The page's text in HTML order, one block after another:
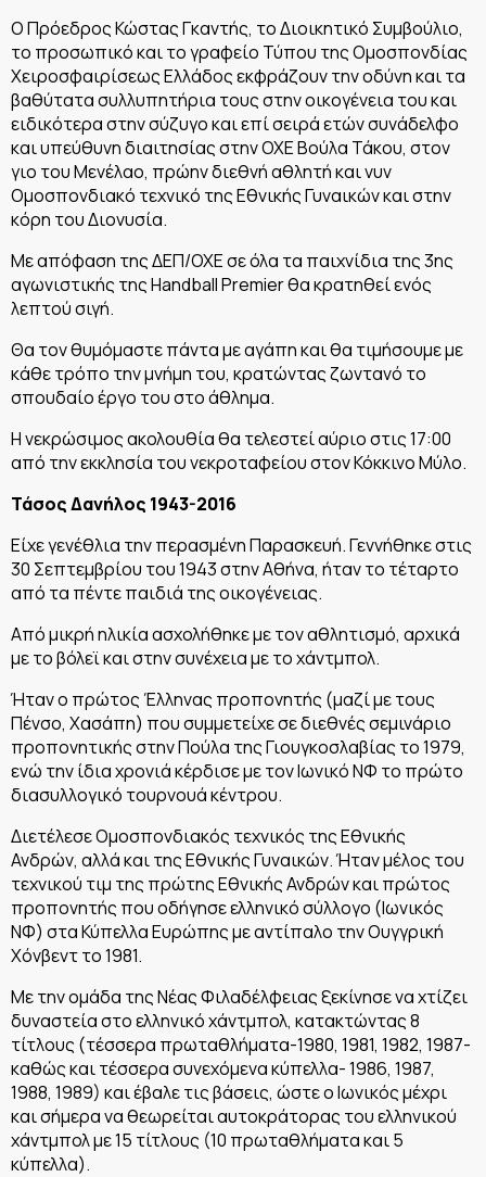
Ο Πρόεδρος Κώστας Γκαντής, το Διοικητικό Συμβούλιο,
το προσωπικό και το γραφείο Τύπου της Ομοσπονδίας
Χειροσφαιρίσεως Ελλάδος εκφράζουν την οδύνη και τα
βαθύτατα συλλυπητήρια τους στην οικογένεια του και
ειδικότερα στην σύζυγο και επί σειρά ετών συνάδελφο
και υπεύθυνη διαιτησίας στην ΟΧΕ Βούλα Τάκου, στον
γιο του Μενέλαο, πρώην διεθνή αθλητή και νυν
Ομοσπονδιακό τεχνικό της Εθνικής Γυναικών και στην
κόρη του Διονυσία.
Με απόφαση της ΔΕΠ/ΟΧΕ σε όλα τα παιχνίδια της 3ης
αγωνιστικής της Handball Premier θα κρατηθεί ενός
λεπτού σιγή.
Θα τον θυμόμαστε πάντα με αγάπη και θα τιμήσουμε με
κάθε τρόπο την μνήμη του, κρατώντας ζωντανό το
σπουδαίο έργο του στο άθλημα.
Η νεκρώσιμος ακολουθία θα τελεστεί αύριο στις 17:00
από την εκκλησία του νεκροταφείου στον Κόκκινο Μύλο.
Τάσος Δανήλος 1943-2016
Είχε γενέθλια την περασμένη Παρασκευή. Γεννήθηκε στις
30 Σεπτεμβρίου του 1943 στην Αθήνα, ήταν το τέταρτο
από τα πέντε παιδιά της οικογένειας.
Από μικρή ηλικία ασχολήθηκε με τον αθλητισμό, αρχικά
με το βόλεϊ και στην συνέχεια με το χάντμπολ.
Ήταν ο πρώτος Έλληνας προπονητής (μαζί με τους
Πένσο, Χασάπη) που συμμετείχε σε διεθνές σεμινάριο
προπονητικής στην Πούλα της Γιουγκοσλαβίας το 1979,
ενώ την ίδια χρονιά κέρδισε με τον Ιωνικό ΝΦ το πρώτο
διασυλλογικό τουρνουά κέντρου.
Διετέλεσε Ομοσπονδιακός τεχνικός της Εθνικής
Ανδρών, αλλά και της Εθνικής Γυναικών. Ήταν μέλος του
τεχνικού τιμ της πρώτης Εθνικής Ανδρών και πρώτος
προπονητής που οδήγησε ελληνικό σύλλογο (Ιωνικός
ΝΦ) στα Κύπελλα Ευρώπης με αντίπαλο την Ουγγρική
Χόνβεντ το 1981.
Με την ομάδα της Νέας Φιλαδέλφειας ξεκίνησε να χτίζει
δυναστεία στο ελληνικό χάντμπολ, κατακτώντας 8
τίτλους (τέσσερα πρωταθλήματα-1980, 1981, 1982, 1987-
καθώς και τέσσερα συνεχόμενα κύπελλα- 1986, 1987,
1988, 1989) και έβαλε τις βάσεις, ώστε ο Ιωνικός μέχρι
και σήμερα να θεωρείται αυτοκράτορας του ελληνικού
χάντμπολ με 15 τίτλους (10 πρωταθλήματα και 5
κύπελλα).